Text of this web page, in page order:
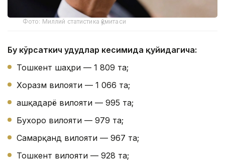
Фото: Миллий статистика қўмитаси
Бу кўрсаткич ҳудудлар кесимида қуйидагича:
Тошкент шаҳри — 1 809 та;
Хоразм вилояти — 1 066 та;
Қашқадарё вилояти — 995 та;
Бухоро вилояти — 979 та;
Самарқанд вилояти — 967 та;
Тошкент вилояти — 928 та;